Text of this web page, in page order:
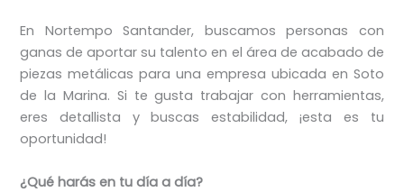
En Nortempo Santander, buscamos personas con
ganas de aportar su talento en el área de acabado de
piezas metálicas para una empresa ubicada en Soto
de la Marina. Si te gusta trabajar con herramientas,
eres detallista y buscas estabilidad, ¡esta es tu
oportunidad!
¿Qué harás en tu día a día?